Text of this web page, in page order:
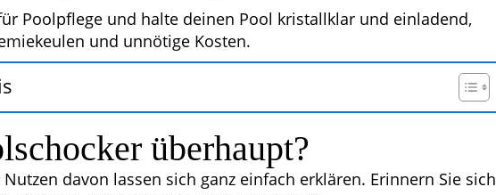
Poolpflege und halte deinen Pool kristallklar und einladend,
und unnötige Kosten.
überhaupt?
davon lassen sich ganz einfach erklären. Erinnern Sie sich